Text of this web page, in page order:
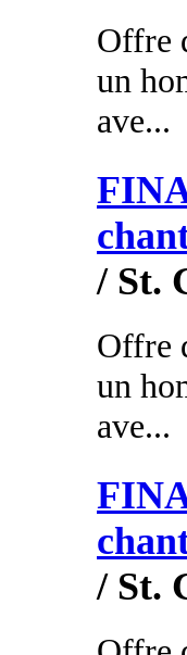
Offre
un
ave...
/ St.
Offre
un
ave...
/ St.